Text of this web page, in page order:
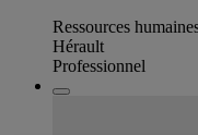
Ressources
Hérault
Professionnel